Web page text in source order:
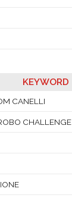
KEYWORD
CANELLI
CHALLENGE